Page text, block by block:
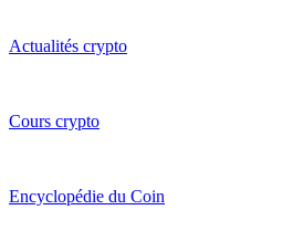
Actualités crypto
Cours crypto
Encyclopédie du Coin